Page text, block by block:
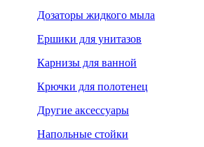
Дозаторы жидкого мыла
Ершики для унитазов
Карнизы для ванной
Крючки для полотенец
Другие аксессуары
Напольные стойки